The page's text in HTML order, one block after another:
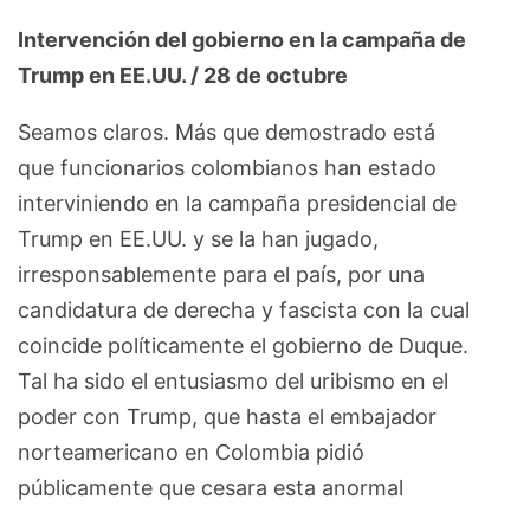
Intervención del gobierno en la campaña de
Trump en EE.UU. / 28 de octubre
Seamos claros. Más que demostrado está
que funcionarios colombianos han estado
interviniendo en la campaña presidencial de
Trump en EE.UU. y se la han jugado,
irresponsablemente para el país, por una
candidatura de derecha y fascista con la cual
coincide políticamente el gobierno de Duque.
Tal ha sido el entusiasmo del uribismo en el
poder con Trump, que hasta el embajador
norteamericano en Colombia pidió
públicamente que cesara esta anormal